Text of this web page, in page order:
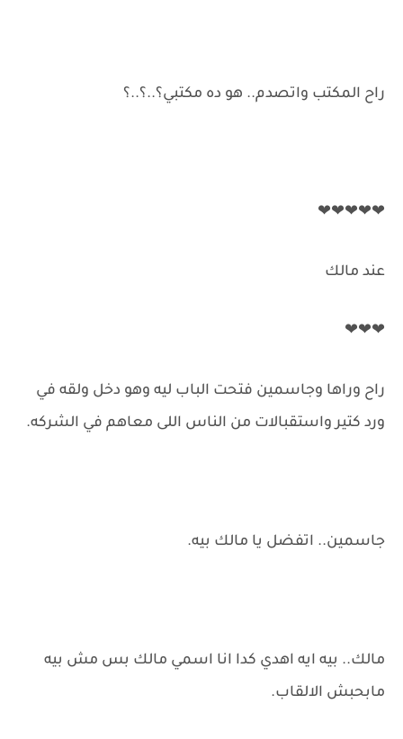
راح المكتب واتصدم.. هو ده مكتبي؟..؟..؟
❤❤❤❤❤
عند مالك
❤❤❤
راح وراها وجاسمين فتحت الباب ليه وهو دخل ولقه في
ورد كتير واستقبالات من الناس اللى معاهم في الشركه.
جاسمين.. اتفضل يا مالك بيه.
مالك.. بيه ايه اهدي كدا انا اسمي مالك بس مش بيه
مابحبش الالقاب.